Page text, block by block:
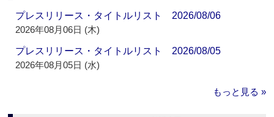
プレスリリース・タイトルリスト 2026/08/06
2026年08月06日 (木)
プレスリリース・タイトルリスト 2026/08/05
2026年08月05日 (水)
もっと見る »